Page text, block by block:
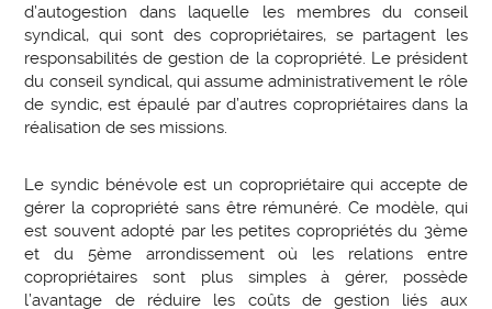
d’autogestion dans laquelle les membres du conseil
syndical, qui sont des copropriétaires, se partagent les
responsabilités de gestion de la copropriété. Le président
du conseil syndical, qui assume administrativement le rôle
de syndic, est épaulé par d’autres copropriétaires dans la
réalisation de ses missions.
Le syndic bénévole est un copropriétaire qui accepte de
gérer la copropriété sans être rémunéré. Ce modèle, qui
est souvent adopté par les petites copropriétés du 3ème
et du 5ème arrondissement où les relations entre
copropriétaires sont plus simples à gérer, possède
l’avantage de réduire les coûts de gestion liés aux